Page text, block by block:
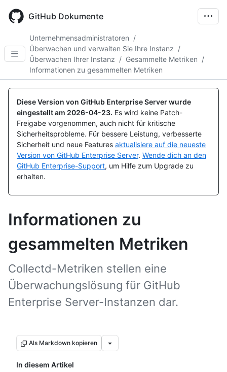
main
GitHub Dokumente
Unternehmensadministratoren /
Überwachen und verwalten Sie Ihre Instanz /
Überwachen Ihrer Instanz / Gesammelte Metriken /
Informationen zu gesammelten Metriken
Diese Version von GitHub Enterprise Server wurde
eingestellt am 2026-04-23. Es wird keine Patch-
Freigabe vorgenommen, auch nicht für kritische
Sicherheitsprobleme. Für bessere Leistung, verbesserte
Sicherheit und neue Features aktualisiere auf die neueste
Version von GitHub Enterprise Server. Wende dich an den
GitHub Enterprise-Support, um Hilfe zum Upgrade zu
erhalten.
Informationen zu
gesammelten Metriken
Collectd-Metriken stellen eine
Überwachungslösung für GitHub
Enterprise Server-Instanzen dar.
Als Markdown kopieren
In diesem Artikel